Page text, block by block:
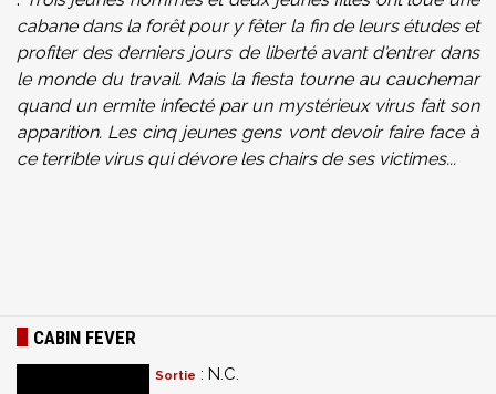
cabane dans la forêt pour y fêter la fin de leurs études et
profiter des derniers jours de liberté avant d'entrer dans
le monde du travail. Mais la fiesta tourne au cauchemar
quand un ermite infecté par un mystérieux virus fait son
apparition. Les cinq jeunes gens vont devoir faire face à
ce terrible virus qui dévore les chairs de ses victimes...
CABIN FEVER
Sortie : N.C.